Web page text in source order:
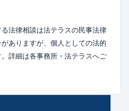
法律相談は法テラスの民事法律
ありますが、個人としての法的
詳細は各事務所・法テラスへご